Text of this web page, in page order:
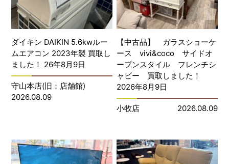
ダイキン DAIKIN 5.6kwルー
ムエアコン 2023年製 買取し
ました！ 26年8月9日
守山本店(旧：店舗館)
2026.08.09
【中古品】 ガラスショーケ
ース vivi&coco サイドオ
ープンスタイル フレンチシ
ャビー 買取しました！
2026年8月9日
小牧店 2026.08.09